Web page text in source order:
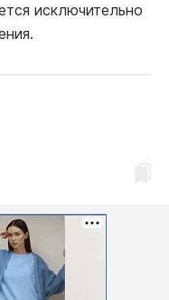
исключительно